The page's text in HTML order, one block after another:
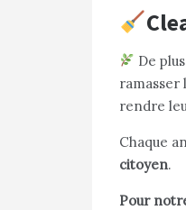
De
ramasser
rendre
Chaque
citoyen.
Pour